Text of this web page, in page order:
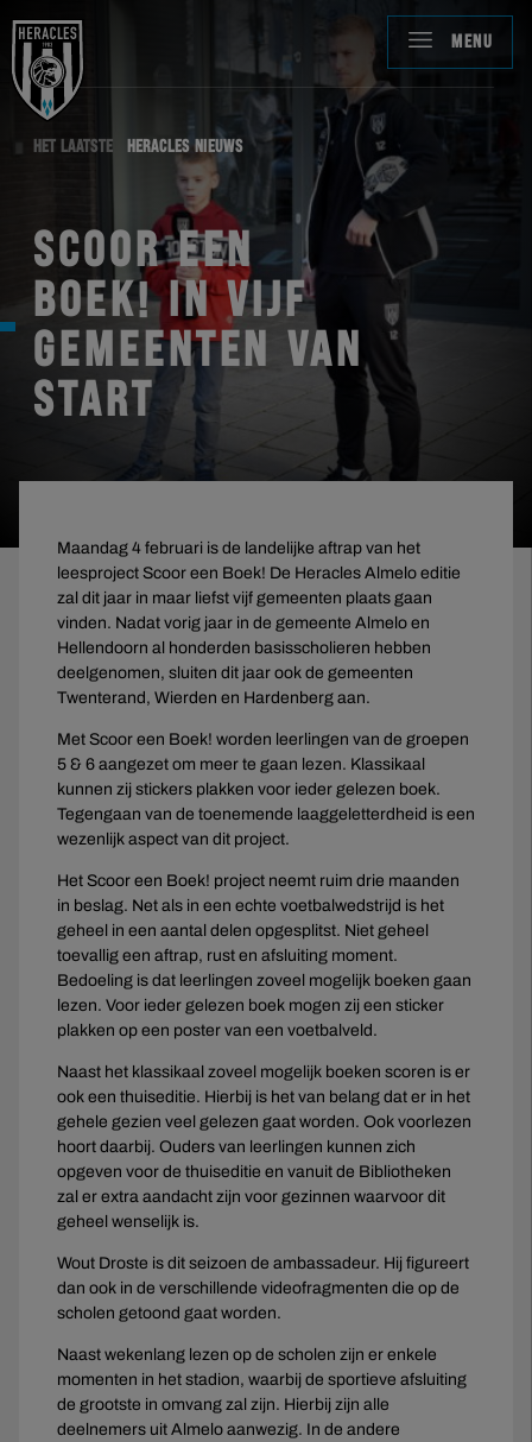
MENU
HET LAATSTE HERACLES NIEUWS
SCOOR EEN
BOEK! IN VIJF
GEMEENTEN VAN
START
Maandag 4 februari is de landelijke aftrap van het
leesproject Scoor een Boek! De Heracles Almelo editie
zal dit jaar in maar liefst vijf gemeenten plaats gaan
vinden. Nadat vorig jaar in de gemeente Almelo en
Hellendoorn al honderden basisscholieren hebben
deelgenomen, sluiten dit jaar ook de gemeenten
Twenterand, Wierden en Hardenberg aan.
Met Scoor een Boek! worden leerlingen van de groepen
5 & 6 aangezet om meer te gaan lezen. Klassikaal
kunnen zij stickers plakken voor ieder gelezen boek.
Tegengaan van de toenemende laaggeletterdheid is een
wezenlijk aspect van dit project.
Het Scoor een Boek! project neemt ruim drie maanden
in beslag. Net als in een echte voetbalwedstrijd is het
geheel in een aantal delen opgesplitst. Niet geheel
toevallig een aftrap, rust en afsluiting moment.
Bedoeling is dat leerlingen zoveel mogelijk boeken gaan
lezen. Voor ieder gelezen boek mogen zij een sticker
plakken op een poster van een voetbalveld.
Naast het klassikaal zoveel mogelijk boeken scoren is er
ook een thuiseditie. Hierbij is het van belang dat er in het
gehele gezien veel gelezen gaat worden. Ook voorlezen
hoort daarbij. Ouders van leerlingen kunnen zich
opgeven voor de thuiseditie en vanuit de Bibliotheken
zal er extra aandacht zijn voor gezinnen waarvoor dit
geheel wenselijk is.
Wout Droste is dit seizoen de ambassadeur. Hij figureert
dan ook in de verschillende videofragmenten die op de
scholen getoond gaat worden.
Naast wekenlang lezen op de scholen zijn er enkele
momenten in het stadion, waarbij de sportieve afsluiting
de grootste in omvang zal zijn. Hierbij zijn alle
deelnemers uit Almelo aanwezig. In de andere